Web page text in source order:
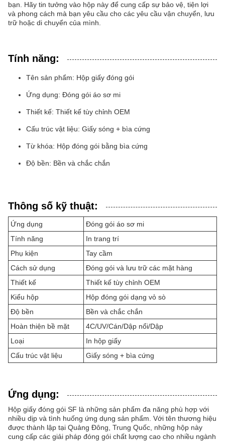
bạn. Hãy tin tưởng vào hộp này để cung cấp sự bảo vệ, tiện lợi
và phong cách mà bạn yêu cầu cho các yêu cầu vận chuyển, lưu
trữ hoặc di chuyển của mình.
Tính năng:
Tên sản phẩm: Hộp giấy đóng gói
Ứng dụng: Đóng gói áo sơ mi
Thiết kế: Thiết kế tùy chỉnh OEM
Cấu trúc vật liệu: Giấy sóng + bìa cứng
Từ khóa: Hộp đóng gói bằng bìa cứng
Độ bền: Bền và chắc chắn
Thông số kỹ thuật:
Ứng dụng
Đóng gói áo sơ mi
Tính năng
In trang trí
Phụ kiện
Tay cầm
Cách sử dụng
Đóng gói và lưu trữ các mặt hàng
Thiết kế
Thiết kế tùy chỉnh OEM
Kiểu hộp
Hộp đóng gói dạng vỏ sò
Độ bền
Bền và chắc chắn
Hoàn thiện bề mặt
4C/UV/Cán/Dập nổi/Dập
Loại
In hộp giấy
Cấu trúc vật liệu
Giấy sóng + bìa cứng
Ứng dụng:
Hộp giấy đóng gói SF là những sản phẩm đa năng phù hợp với
nhiều dịp và tình huống ứng dụng sản phẩm. Với tên thương hiệu
được thành lập tại Quảng Đông, Trung Quốc, những hộp này
cung cấp các giải pháp đóng gói chất lượng cao cho nhiều ngành